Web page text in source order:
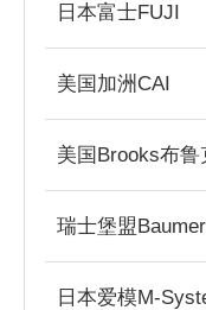
日本富士FUJI
美国加洲CAI
美国Brooks布鲁
瑞士堡盟Baumer
日本爱模M-